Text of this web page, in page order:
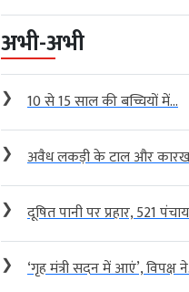
अभी-अभी
❯ 10 से 15 साल की बच्चियों में...
❯ अवैध लकड़ी के टाल और
❯ दूषित पानी पर प्रहार, 521
❯ ‘गृह मंत्री सदन में आएं’, विपक्ष